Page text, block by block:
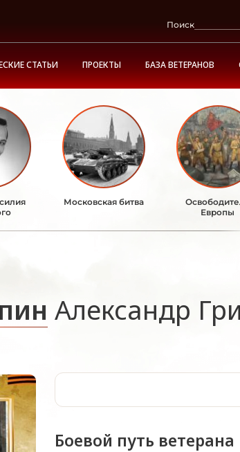
Поиск
СТАТЬИ ПРОЕКТЫ БАЗА ВЕТЕРАНОВ
Московская битва
Европы
Александр
Боевой путь ветерана